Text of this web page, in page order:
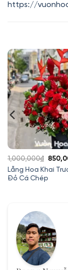
https://
Lẵng Hoa Khai
Đỏ Cá Chép
1,000,000₫
Giá
gốc
là: